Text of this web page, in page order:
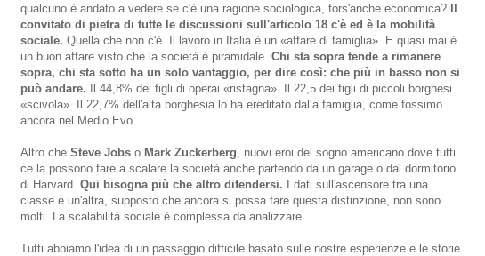
qualcuno è andato a vedere se c'è una ragione sociologica, fors'anche economica? Il
convitato di pietra di tutte le discussioni sull'articolo 18 c'è ed è la mobilità
sociale. Quella che non c'è. Il lavoro in Italia è un «affare di famiglia». E quasi mai è
un buon affare visto che la società è piramidale. Chi sta sopra tende a rimanere
sopra, chi sta sotto ha un solo vantaggio, per dire così: che più in basso non si
può andare. Il 44,8% dei figli di operai «ristagna». Il 22,5 dei figli di piccoli borghesi
«scivola». Il 22,7% dell'alta borghesia lo ha ereditato dalla famiglia, come fossimo
ancora nel Medio Evo.
Altro che Steve Jobs o Mark Zuckerberg , nuovi eroi del sogno americano dove tutti
ce la possono fare a scalare la società anche partendo da un garage o dal dormitorio
di Harvard. Qui bisogna più che altro difendersi. I dati sull'ascensore tra una
classe e un'altra, supposto che ancora si possa fare questa distinzione, non sono
molti. La scalabilità sociale è complessa da analizzare.
Tutti abbiamo l'idea di un passaggio difficile basato sulle nostre esperienze e le storie